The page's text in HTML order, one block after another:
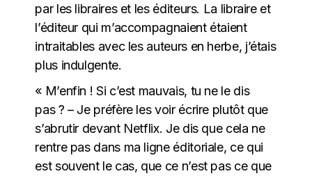
par les libraires et les éditeurs. La libraire et
l’éditeur qui m’accompagnaient étaient
intraitables avec les auteurs en herbe, j’étais
plus indulgente.
« M’enfin ! Si c’est mauvais, tu ne le dis
pas ? – Je préfère les voir écrire plutôt que
s’abrutir devant Netflix. Je dis que cela ne
rentre pas dans ma ligne éditoriale, ce qui
est souvent le cas, que ce n’est pas ce que